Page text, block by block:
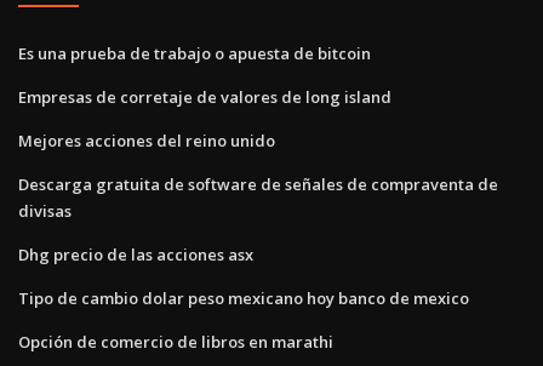
Es una prueba de trabajo o apuesta de bitcoin
Empresas de corretaje de valores de long island
Mejores acciones del reino unido
Descarga gratuita de software de señales de compraventa de
divisas
Dhg precio de las acciones asx
Tipo de cambio dolar peso mexicano hoy banco de mexico
Opción de comercio de libros en marathi